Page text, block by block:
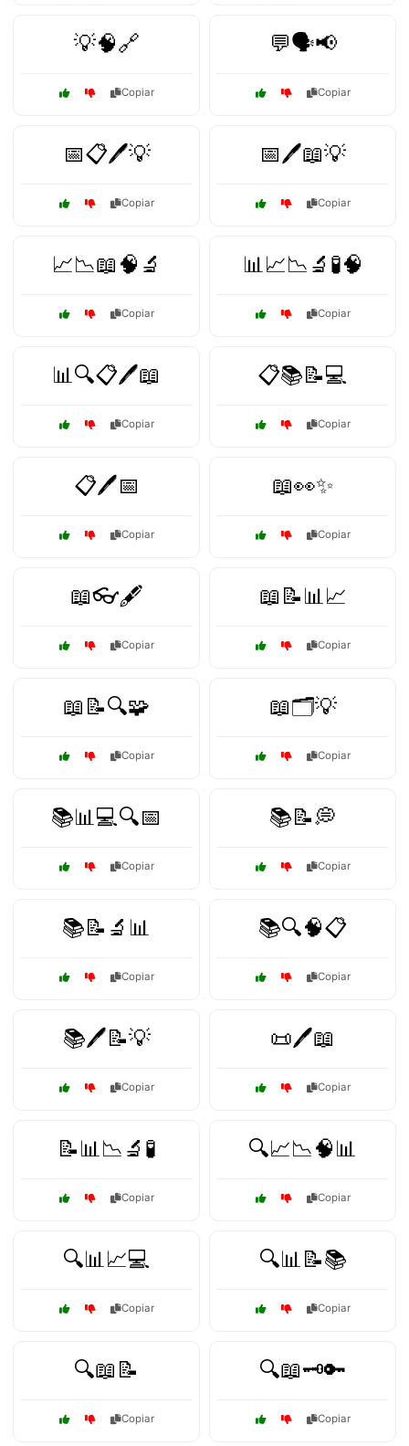
💡🧠🔗
Copiar
💬🗣️📢
Copiar
📅📋🖊️💡
Copiar
📅🖊️📖💡
Copiar
📈📉📖🧠🔬
Copiar
📊📈📉🔬🧪🧠
Copiar
📊🔍📋🖊️📖
Copiar
📋📚📝💻
Copiar
📋🖊️📅
Copiar
📖👀✨
Copiar
📖👓🖋️
Copiar
📖📝📊📈
Copiar
📖📝🔍🧩
Copiar
📖🗂️💡
Copiar
📚📊💻🔍📅
Copiar
📚📝💭
Copiar
📚📝🔬📊
Copiar
📚🔍🧠📋
Copiar
📚🖊️📝💡
Copiar
📜🖊️📖
Copiar
📝📊📉🔬🧪
Copiar
🔍📈📉🧠📊
Copiar
🔍📊📈💻
Copiar
🔍📊📝📚
Copiar
🔍📖📝
Copiar
🔍📖🗝️🔑
Copiar